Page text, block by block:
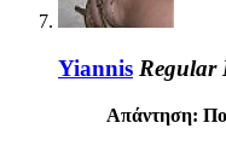
Yiannis Regular
Απάντηση: